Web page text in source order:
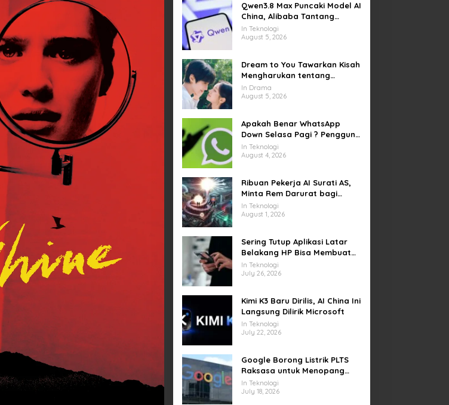
Qwen3.8 Max Puncaki Model AI
China, Alibaba Tantang
Pemain Global
In Teknologi
August 5, 2026
Dream to You Tawarkan Kisah
Mengharukan tentang
Perjuangan Meraih Mimpi
yang Sempat Tertunda
In Drama
August 5, 2026
Apakah Benar WhatsApp
Down Selasa Pagi ? Pengguna
Kesulitan Kirim Gambar dan
Video di Sejumlah Wilayah
In Teknologi
August 4, 2026
Ribuan Pekerja AI Surati AS,
Minta Rem Darurat bagi
Teknologi Canggih
In Teknologi
August 1, 2026
Sering Tutup Aplikasi Latar
Belakang HP Bisa Membuat
Baterai Lebih Boros
In Teknologi
July 26, 2026
Kimi K3 Baru Dirilis, AI China Ini
Langsung Dilirik Microsoft
In Teknologi
July 22, 2026
Google Borong Listrik PLTS
Raksasa untuk Menopang
Pusat Data dan AI
In Teknologi
July 18, 2026